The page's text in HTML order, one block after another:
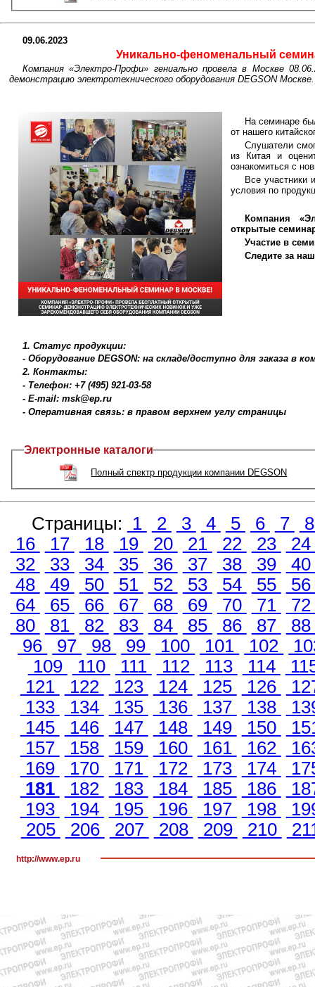
09.06.2023
Уникально-феноменальный
Компания «Электро-Профи» гениально провела в Москве
демонстрацию электротехнического оборудования DEGSON Москве.
На семинаре
от нашего
Слушатели
из Китая и
ознакомиться с
Все участники
условия по
Компания
открытые
Участие в
Следите за
1. Статус продукции:
- Оборудование DEGSON: на складе/доступно для заказа в
2. Контакты:
- Телефон: +7 (495) 921-03-58
- E-mail: msk@ep.ru
- Оперативная связь: в правом верхнем углу страницы
Электронные каталоги
Полный спектр продукции компании DEGSON
Страницы: 1 2 3 4 5 6 7
16
17 18 19 20 21 22 23
24
32
33 34 35 36 37 38 39
40
48
49 50 51 52 53 54 55
56
64
65 66 67 68 69 70 71
72
80
81 82 83 84 85 86 87
88
96
97 98 99 100 101 102
109
110 111 112 113 114
121
122 123 124 125 126
133
134 135 136 137 138
145
146 147 148 149 150
157
158 159 160 161 162
169
170 171 172 173 174
181
182 183 184 185 186
193
194 195 196 197 198
205
206 207 208 209 210
http://www.ep.ru